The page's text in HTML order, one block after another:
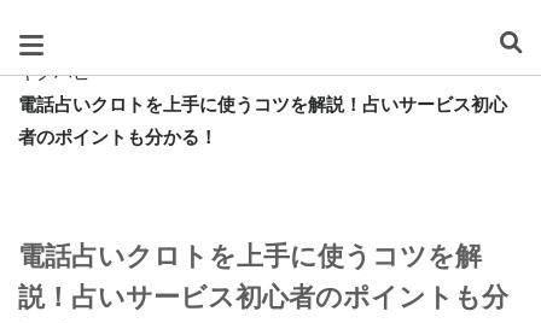
スグレタ
キクハピ
電話占いクロトを上手に使うコツを解説！占いサービス初心
者のポイントも分かる！
電話占いクロトを上手に使うコツを解
説！占いサービス初心者のポイントも分